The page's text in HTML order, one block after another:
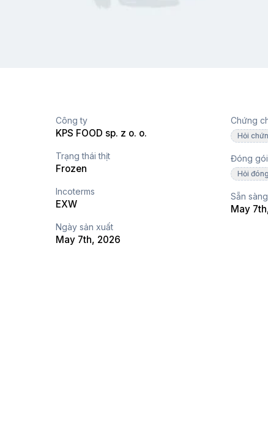
Công ty
KPS FOOD sp. z o. o.
Trạng thái thịt
Frozen
Incoterms
EXW
Ngày sản xuất
May 7th, 2026
Chứng
Hỏi
Đóng gói
Hỏi
Sẵn
May